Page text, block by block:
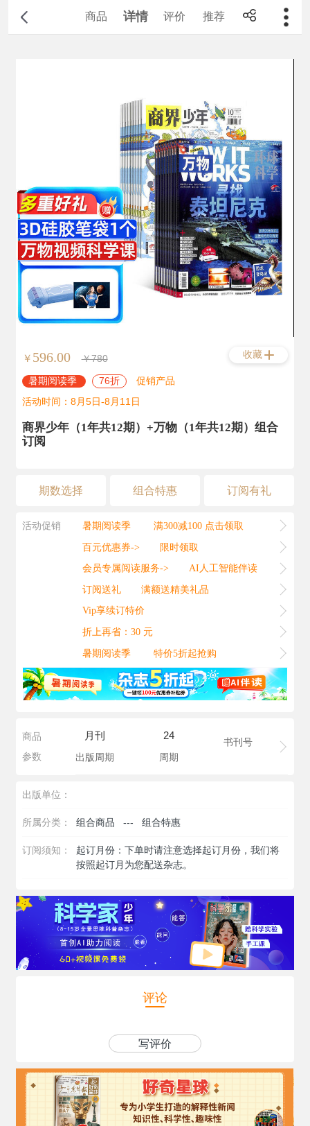
商品 详情 评价 推荐
￥ 596.00 ￥780 收藏
暑期阅读季 76折 促销产品
活动时间：8月5日-8月11日
商界少年（1年共12期）+万物（1年共12期）组合
订阅
期数选择 组合特惠 订阅有礼
活动促销 暑期阅读季
满300减100 点击领取
百元优惠券->
限时领取
会员专属阅读服务->
AI人工智能伴读
订阅送礼
满额送精美礼品
Vip享续订特价
折上再省：30 元
暑期阅读季
特价5折起抢购
商品
参数
月刊
出版周期
24
周期
书刊号
出版单位：
所属分类： 组合商品 ---组合特惠
订阅须知：
起订月份：下单时请注意选择起订月份，我们将
按照起订月为您配送杂志。
评论
写评价